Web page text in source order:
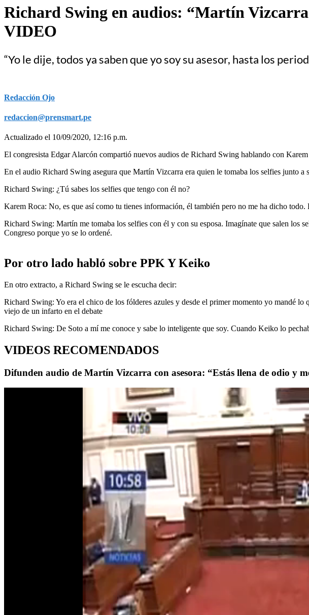
Richard Swing en audios: “Martín Vizcarra
VIDEO
“Yo le dije, todos ya saben que yo soy su asesor, hasta los
Redacción Ojo
redaccion@prensmart.pe
Actualizado el 10/09/2020, 12:16 p.m.
El congresista Edgar Alarcón compartió nuevos audios de Richard Swing hablando con
En el audio Richard Swing asegura que Martín Vizcarra era quien le tomaba los selfies junto a
Richard Swing: ¿Tú sabes los selfies que tengo con él no?
Karem Roca: No, es que así como tu tienes información, él también pero no me ha dicho
Richard Swing: Martín me tomaba los selfies con él y con su esposa. Imagínate que salen los
Congreso porque yo se lo ordené.
Por otro lado habló sobre PPK Y Keiko
En otro extracto, a Richard Swing se le escucha decir:
Richard Swing: Yo era el chico de los fólderes azules y desde el primer momento yo mandé
viejo de un infarto en el debate
Richard Swing: De Soto a mí me conoce y sabe lo inteligente que soy. Cuando Keiko lo
VIDEOS RECOMENDADOS
Difunden audio de Martín Vizcarra con asesora: “Estás llena de odio y